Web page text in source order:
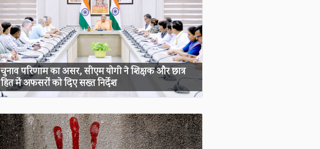
चुनाव परिणाम का असर, सीएम योगी ने शिक्षक और छात्र
हित में अफसरों को दिए सख्त निर्देश